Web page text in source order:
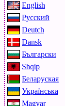
English
Русский
Deutch
Dansk
Български
Shqip
Беларуская
Українська
Magyar